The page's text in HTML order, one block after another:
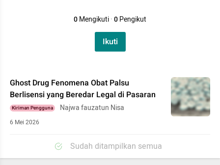
0Mengikuti·0Pengikut
Ikuti
Ghost Drug Fenomena Obat Palsu
Berlisensi yang Beredar Legal di Pasaran
Kiriman Pengguna Najwa fauzatun Nisa
6 Mei 2026
Sudah ditampilkan semua